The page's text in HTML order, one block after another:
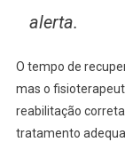
alerta.
O tempo de
mas o
reabilitação
tratamento